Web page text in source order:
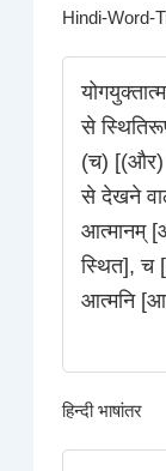
Hindi-Word-
से
(च) [(और)
से देखने
आत्मानम्
स्थित], च
आत्मनि
हिन्दी भाषांतर